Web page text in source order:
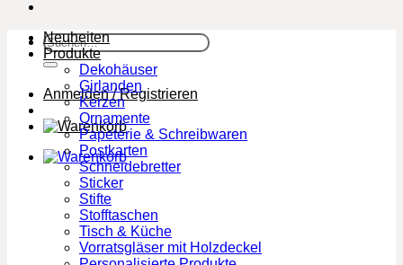
Suchen
nach:
Anmelden / Registrieren
Neuheiten
Produkte
Dekohäuser
Girlanden
Kerzen
Ornamente
Papeterie & Schreibwaren
Postkarten
Schneidebretter
Sticker
Stifte
Stofftaschen
Tisch & Küche
Vorratsgläser mit Holzdeckel